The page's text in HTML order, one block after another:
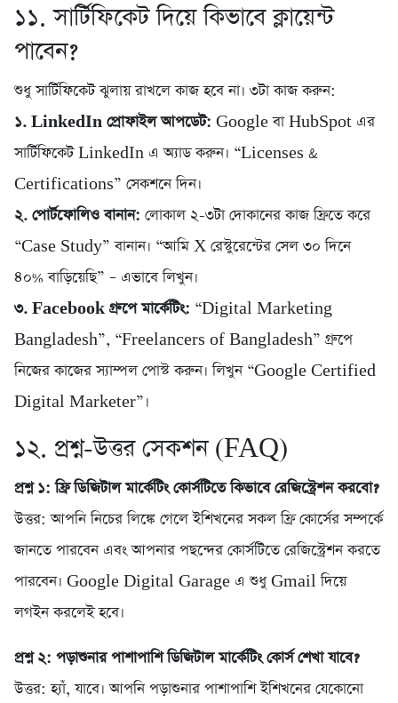
১১. সার্টিফিকেট দিয়ে কিভাবে ক্লায়েন্ট
পাবেন?
শুধু সার্টিফিকেট ঝুলায় রাখলে কাজ হবে না। ৩টা কাজ করুন:
১. LinkedIn প্রোফাইল আপডেট: Google বা HubSpot এর
সার্টিফিকেট LinkedIn এ অ্যাড করুন। “Licenses &
Certifications” সেকশনে দিন।
২. পোর্টফোলিও বানান: লোকাল ২-৩টা দোকানের কাজ ফ্রিতে করে
“Case Study” বানান। “আমি X রেস্টুরেন্টের সেল ৩০ দিনে
৪০% বাড়িয়েছি” – এভাবে লিখুন।
৩. Facebook গ্রুপে মার্কেটিং: “Digital Marketing
Bangladesh”, “Freelancers of Bangladesh” গ্রুপে
নিজের কাজের স্যাম্পল পোস্ট করুন। লিখুন “Google Certified
Digital Marketer”।
১২. প্রশ্ন-উত্তর সেকশন (FAQ)
প্রশ্ন ১: ফ্রি ডিজিটাল মার্কেটিং কোর্সটিতে কিভাবে রেজিস্ট্রেশন করবো?
উত্তর: আপনি নিচের লিঙ্কে গেলে ইশিখনের সকল ফ্রি কোর্সের সম্পর্কে
জানতে পারবেন এবং আপনার পছন্দের কোর্সটিতে রেজিস্ট্রেশন করতে
পারবেন। Google Digital Garage এ শুধু Gmail দিয়ে
লগইন করলেই হবে।
প্রশ্ন ২: পড়াশুনার পাশাপাশি ডিজিটাল মার্কেটিং কোর্স শেখা যাবে?
উত্তর: হ্যাঁ, যাবে। আপনি পড়াশুনার পাশাপাশি ইশিখনের যেকোনো